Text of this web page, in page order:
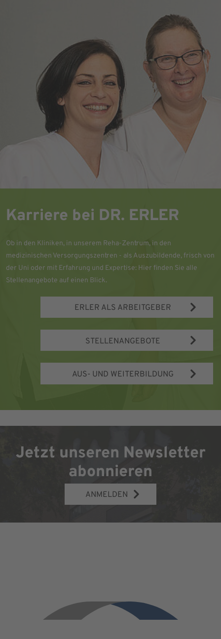
Karriere bei DR. ERLER
Ob in den Kliniken, in unserem Reha-Zentrum, in den
medizinischen Versorgungszentren - als Auszubildende, frisch von
der Uni oder mit Erfahrung und Expertise: Hier finden Sie alle
Stellenangebote auf einen Blick.
ERLER ALS ARBEITGEBER
STELLENANGEBOTE
AUS- UND WEITERBILDUNG
Jetzt unseren Newsletter
abonnieren
ANMELDEN